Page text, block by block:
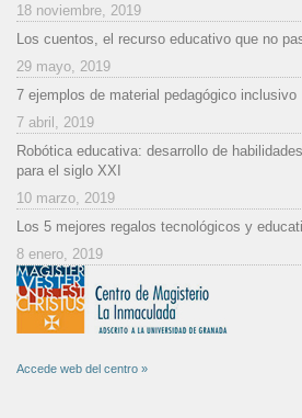
18 noviembre, 2019
Los cuentos, el recurso educativo que no
29 mayo, 2019
7 ejemplos de material pedagógico inclusivo
7 abril, 2019
Robótica educativa: desarrollo de
para el siglo XXI
10 marzo, 2019
Los 5 mejores regalos tecnológicos y
8 enero, 2019
Accede web del centro »